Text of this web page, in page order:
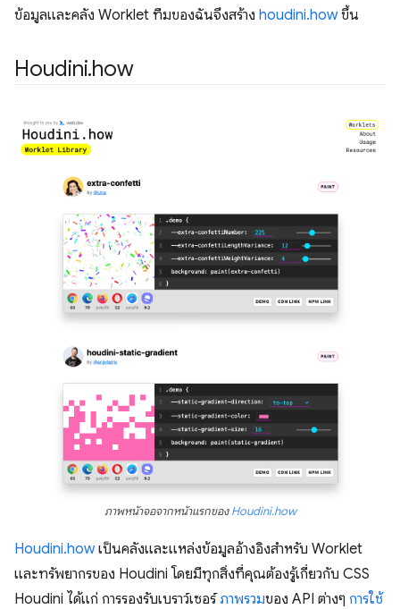
ข้อมูลและคลัง Worklet ทีมของฉันจึงสร้าง houdini.howขึ้น
Houdini.how
ภาพหน้าจอจากหน้าแรกของHoudini.how
Houdini.howเป็นคลังและแหล่งข้อมูลอ้างอิงสำหรับ Worklet
และทรัพยากรของ Houdini โดยมีทุกสิ่งที่คุณต้องรู้เกี่ยวกับ CSS
Houdini ได้แก่ การรองรับเบราว์เซอร์ภาพรวมของ API ต่างๆ การใช้